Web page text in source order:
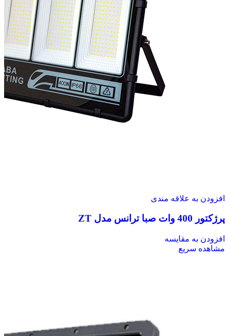
افزودن به علاقه مندی
پرژکتور 400 وات صبا ترانس مدل ZT
افزودن به مقایسه
مشاهده سریع